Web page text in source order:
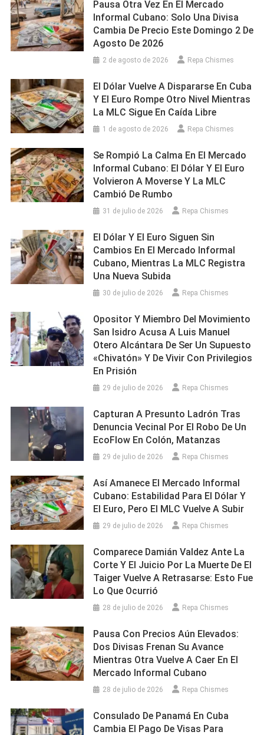
Pausa Otra Vez En El Mercado
Informal Cubano: Solo Una Divisa
Cambia De Precio Este Domingo 2 De
Agosto De 2026
2 de agosto de 2026 Repa Chismes
El Dólar Vuelve A Dispararse En Cuba
Y El Euro Rompe Otro Nivel Mientras
La MLC Sigue En Caída Libre
1 de agosto de 2026 Repa Chismes
Se Rompió La Calma En El Mercado
Informal Cubano: El Dólar Y El Euro
Volvieron A Moverse Y La MLC
Cambió De Rumbo
31 de julio de 2026 Repa Chismes
El Dólar Y El Euro Siguen Sin
Cambios En El Mercado Informal
Cubano, Mientras La MLC Registra
Una Nueva Subida
30 de julio de 2026 Repa Chismes
Opositor Y Miembro Del Movimiento
San Isidro Acusa A Luis Manuel
Otero Alcántara De Ser Un Supuesto
«chivatón» Y De Vivir Con Privilegios
En Prisión
29 de julio de 2026 Repa Chismes
Capturan A Presunto Ladrón Tras
Denuncia Vecinal Por El Robo De Un
EcoFlow En Colón, Matanzas
29 de julio de 2026 Repa Chismes
Así Amanece El Mercado Informal
Cubano: Estabilidad Para El Dólar Y
El Euro, Pero El MLC Vuelve A Subir
29 de julio de 2026 Repa Chismes
Comparece Damián Valdez Ante La
Corte Y El Juicio Por La Muerte De El
Taiger Vuelve A Retrasarse: Esto Fue
Lo Que Ocurrió
28 de julio de 2026 Repa Chismes
Pausa Con Precios Aún Elevados:
Dos Divisas Frenan Su Avance
Mientras Otra Vuelve A Caer En El
Mercado Informal Cubano
28 de julio de 2026 Repa Chismes
Consulado De Panamá En Cuba
Cambia El Pago De Visas Para